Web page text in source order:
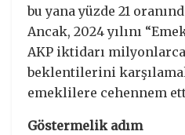
bu yana yüzde 21
Ancak, 2024 yılını
AKP iktidarı
beklentilerini
emeklilere cehennem
Göstermelik adım